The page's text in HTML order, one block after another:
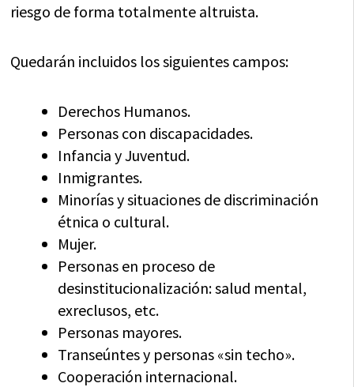
riesgo de forma totalmente altruista.
Quedarán incluidos los siguientes campos:
Derechos Humanos.
Personas con discapacidades.
Infancia y Juventud.
Inmigrantes.
Minorías y situaciones de discriminación
étnica o cultural.
Mujer.
Personas en proceso de
desinstitucionalización: salud mental,
exreclusos, etc.
Personas mayores.
Transeúntes y personas «sin techo».
Cooperación internacional.